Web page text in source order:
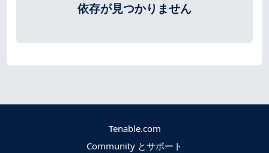
依存が見つかりません
Tenable.com
Community とサポート